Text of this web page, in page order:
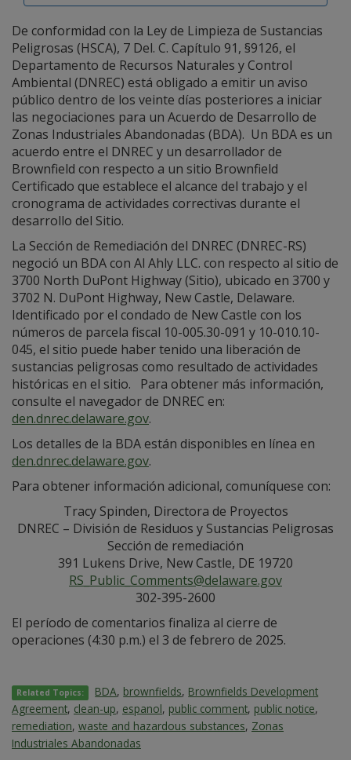
De conformidad con la Ley de Limpieza de Sustancias
Peligrosas (HSCA), 7 Del. C. Capítulo 91, §9126, el
Departamento de Recursos Naturales y Control
Ambiental (DNREC) está obligado a emitir un aviso
público dentro de los veinte días posteriores a iniciar
las negociaciones para un Acuerdo de Desarrollo de
Zonas Industriales Abandonadas (BDA). Un BDA es un
acuerdo entre el DNREC y un desarrollador de
Brownfield con respecto a un sitio Brownfield
Certificado que establece el alcance del trabajo y el
cronograma de actividades correctivas durante el
desarrollo del Sitio.
La Sección de Remediación del DNREC (DNREC-RS)
negoció un BDA con Al Ahly LLC. con respecto al sitio de
3700 North DuPont Highway (Sitio), ubicado en 3700 y
3702 N. DuPont Highway, New Castle, Delaware.
Identificado por el condado de New Castle con los
números de parcela fiscal 10-005.30-091 y 10-010.10-
045, el sitio puede haber tenido una liberación de
sustancias peligrosas como resultado de actividades
históricas en el sitio. Para obtener más información,
consulte el navegador de DNREC en:
den.dnrec.delaware.gov.
Los detalles de la BDA están disponibles en línea en
den.dnrec.delaware.gov.
Para obtener información adicional, comuníquese con:
Tracy Spinden, Directora de Proyectos
DNREC – División de Residuos y Sustancias Peligrosas
Sección de remediación
391 Lukens Drive, New Castle, DE 19720
RS_Public_Comments@delaware.gov
302-395-2600
El período de comentarios finaliza al cierre de
operaciones (4:30 p.m.) el 3 de febrero de 2025.
Related Topics: BDA, brownfields, Brownfields Development
Agreement, clean-up, espanol, public comment, public notice,
remediation, waste and hazardous substances, Zonas
Industriales Abandonadas